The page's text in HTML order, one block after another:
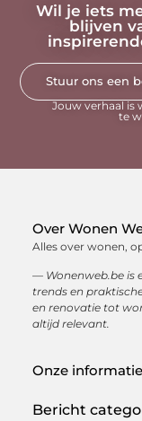
Wil je iets
blijven
Stuur ons een
Jouw verhaal is
te
Over Wonen
Alles over wonen,
— Wonenweb.be is
trends en
en renovatie tot
altijd relevant.
Onze informatie
Bericht